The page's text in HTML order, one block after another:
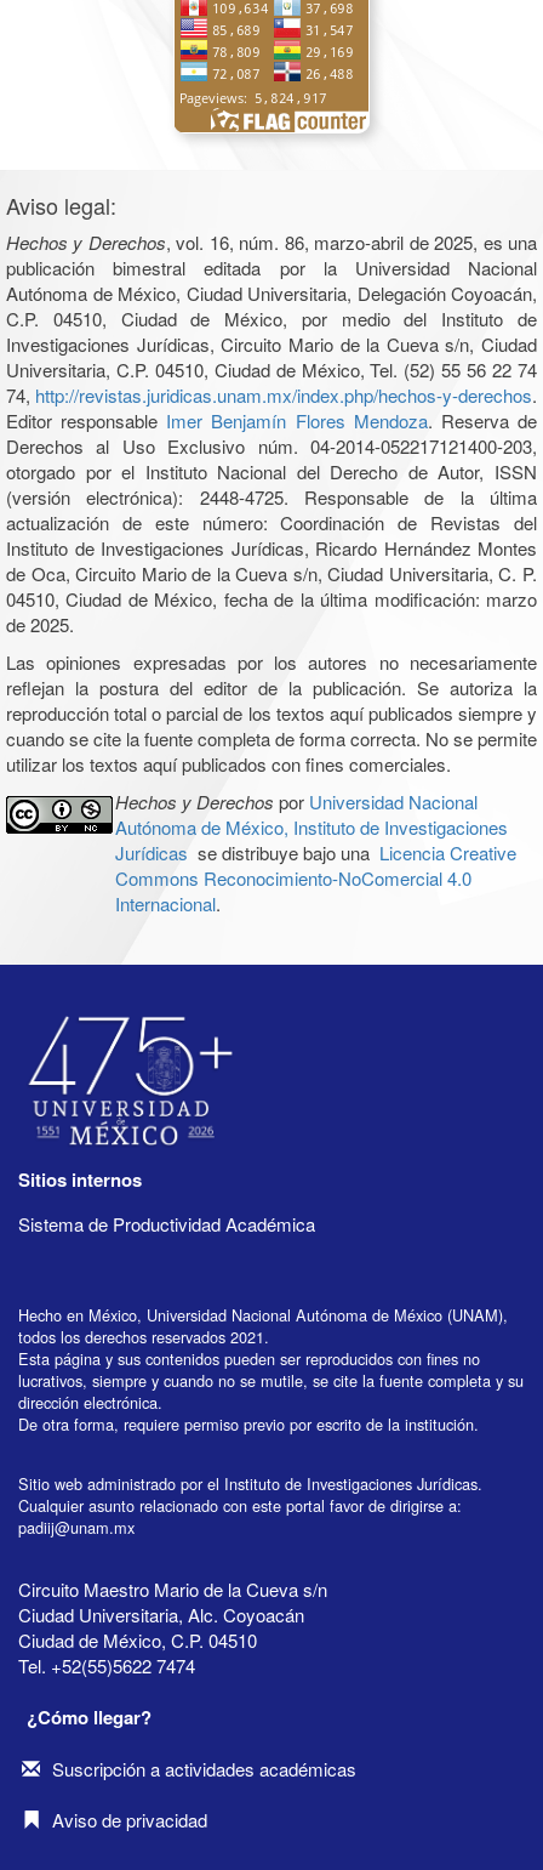
Aviso legal:
Hechos y Derechos, vol. 16, núm. 86, marzo-abril de 2025, es una
publicación bimestral editada por la Universidad Nacional
Autónoma de México, Ciudad Universitaria, Delegación Coyoacán,
C.P. 04510, Ciudad de México, por medio del Instituto de
Investigaciones Jurídicas, Circuito Mario de la Cueva s/n, Ciudad
Universitaria, C.P. 04510, Ciudad de México, Tel. (52) 55 56 22 74
74, http://revistas.juridicas.unam.mx/index.php/hechos-y-derechos.
Editor responsable Imer Benjamín Flores Mendoza. Reserva de
Derechos al Uso Exclusivo núm. 04-2014-052217121400-203,
otorgado por el Instituto Nacional del Derecho de Autor, ISSN
(versión electrónica): 2448-4725. Responsable de la última
actualización de este número: Coordinación de Revistas del
Instituto de Investigaciones Jurídicas, Ricardo Hernández Montes
de Oca, Circuito Mario de la Cueva s/n, Ciudad Universitaria, C. P.
04510, Ciudad de México, fecha de la última modificación: marzo
de 2025.
Las opiniones expresadas por los autores no necesariamente
reflejan la postura del editor de la publicación. Se autoriza la
reproducción total o parcial de los textos aquí publicados siempre y
cuando se cite la fuente completa de forma correcta. No se permite
utilizar los textos aquí publicados con fines comerciales.
Hechos y Derechos por Universidad Nacional
Autónoma de México, Instituto de Investigaciones
Jurídicas se distribuye bajo una Licencia Creative
Commons Reconocimiento-NoComercial 4.0
Internacional.
Sitios internos
Sistema de Productividad Académica
Hecho en México, Universidad Nacional Autónoma de México (UNAM),
todos los derechos reservados 2021.
Esta página y sus contenidos pueden ser reproducidos con fines no
lucrativos, siempre y cuando no se mutile, se cite la fuente completa y su
dirección electrónica.
De otra forma, requiere permiso previo por escrito de la institución.
Sitio web administrado por el Instituto de Investigaciones Jurídicas.
Cualquier asunto relacionado con este portal favor de dirigirse a:
padiij@unam.mx
Circuito Maestro Mario de la Cueva s/n
Ciudad Universitaria, Alc. Coyoacán
Ciudad de México, C.P. 04510
Tel. +52(55)5622 7474
¿Cómo llegar?
Suscripción a actividades académicas
Aviso de privacidad